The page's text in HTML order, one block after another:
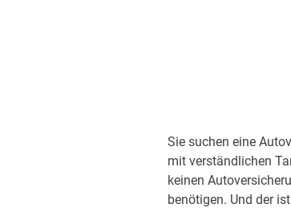
Sie suchen eine
mit verständlichen
keinen
benötigen. Und der